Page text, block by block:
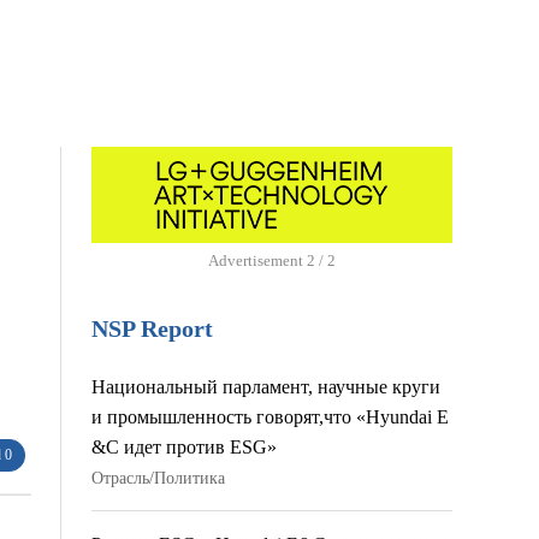
0
Advertisement 1 / 2
NSP Report
Национальный парламент, научные круги
и промышленность говорят,что «Hyundai E
&C идет против ESG»
Отрасль/Политика